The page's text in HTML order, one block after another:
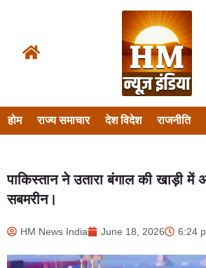
होम राज्य समाचार देश विदेश राजनीति
पाकिस्तान ने उतारा बंगाल की खाड़ी में
सबमरीन।
HM News India June 18, 2026 6:24